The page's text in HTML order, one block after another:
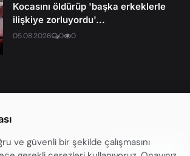
Kocasını öldürüp 'başka erkeklerle
ilişkiye zorluyordu'...
05.08.2026 0 0
güncellemelerden haberdar olmak için
Abone OL
ve güvenli bir şekilde çalışmasını